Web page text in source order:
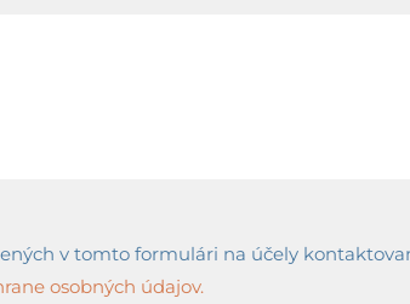
v tomto formulári na účely
osobných údajov.